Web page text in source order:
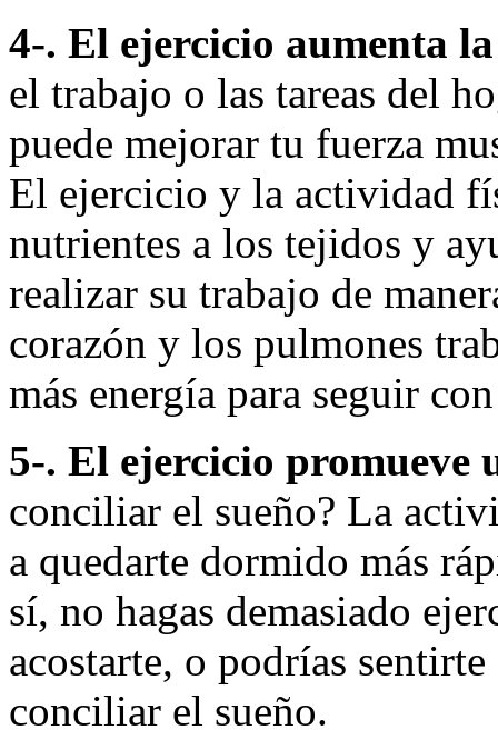
4-. El ejercicio aumenta
el trabajo o las tareas del
puede mejorar tu fuerza
El ejercicio y la actividad
nutrientes a los tejidos y
realizar su trabajo de
corazón y los pulmones
más energía para seguir
5-. El ejercicio promueve
conciliar el sueño? La
a quedarte dormido más
sí, no hagas demasiado
acostarte, o podrías
conciliar el sueño.